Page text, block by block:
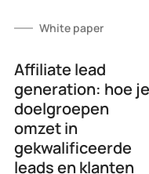
White paper
Affiliate lead
generation: hoe je
doelgroepen
omzet in
gekwalificeerde
leads en klanten